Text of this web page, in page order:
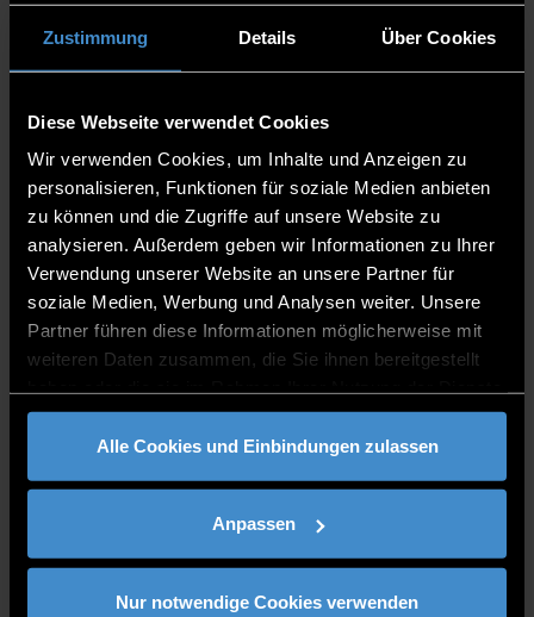
Zustimmung Details Über Cookies
Diese Webseite verwendet Cookies
Wir verwenden Cookies, um Inhalte und Anzeigen zu
personalisieren, Funktionen für soziale Medien anbieten
zu können und die Zugriffe auf unsere Website zu
analysieren. Außerdem geben wir Informationen zu Ihrer
Verwendung unserer Website an unsere Partner für
soziale Medien, Werbung und Analysen weiter. Unsere
Partner führen diese Informationen möglicherweise mit
weiteren Daten zusammen, die Sie ihnen bereitgestellt
gesammelt haben.
Alle Cookies und Einbindungen zulassen
Anpassen
Nur notwendige Cookies verwenden
DEGG's 2.18
0991/3615-509
CONSULTING TIME
See http://officehours.peterfaber.net
PUBLICATIONS
LABS